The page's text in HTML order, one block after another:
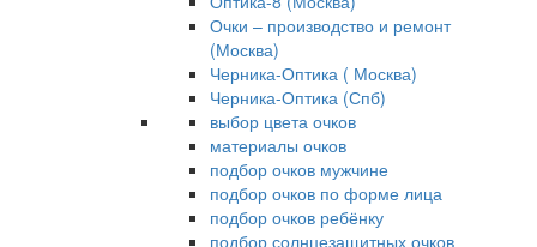
Очки – производство и ремонт
(Москва)
Черника-Оптика ( Москва)
Черника-Оптика (Спб)
выбор цвета очков
материалы очков
подбор очков мужчине
подбор очков по форме лица
подбор очков ребёнку
подбор солнцезащитных очков